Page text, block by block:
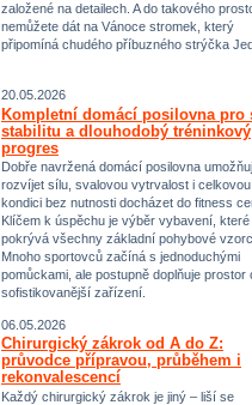
založené na detailech. A do takového
nemůžete dát na Vánoce stromek, který
připomíná chudého příbuzného strýčka
20.05.2026
Kompletní domácí posilovna pro
stabilitu a dlouhodobý tréninkový
progres
Dobře navržená domácí posilovna
rozvíjet sílu, svalovou vytrvalost i celkovou
kondici bez nutnosti docházet do fitness
Klíčem k úspěchu je výběr vybavení, které
pokrývá všechny základní pohybové
Mnoho sportovců začíná s jednoduchými
pomůckami, ale postupně doplňuje prostor
sofistikovanější zařízení.
06.05.2026
Chirurgický zákrok od A do Z:
průvodce přípravou, průběhem i
rekonvalescencí
Každý chirurgický zákrok je jiný – liší se